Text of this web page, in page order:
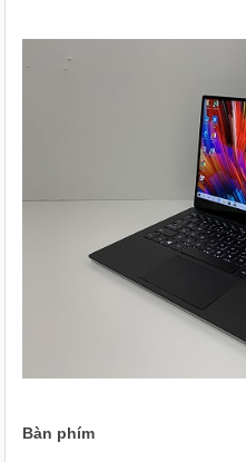
Bàn phím